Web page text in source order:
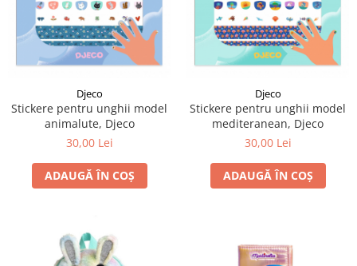
Djeco
Stickere pentru unghii model
animalute, Djeco
30,00 Lei
ADAUGĂ ÎN COȘ
Djeco
Stickere pentru unghii model
mediteranean, Djeco
30,00 Lei
ADAUGĂ ÎN COȘ